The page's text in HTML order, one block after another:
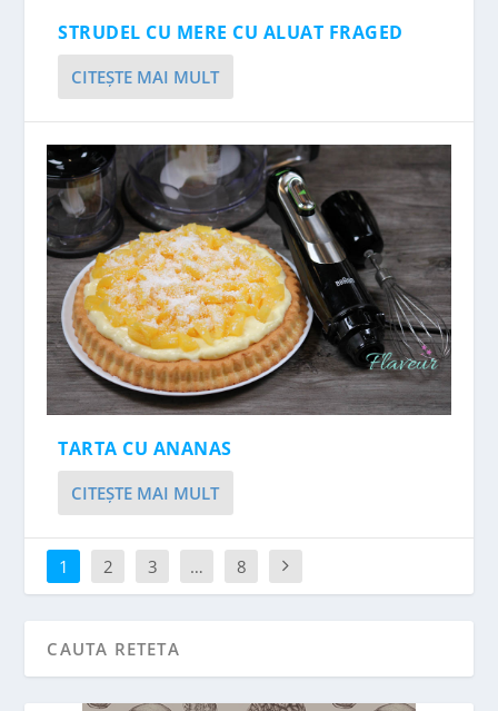
STRUDEL CU MERE CU ALUAT FRAGED
CITEŞTE MAI MULT
TARTA CU ANANAS
CITEŞTE MAI MULT
1 2 3 … 8